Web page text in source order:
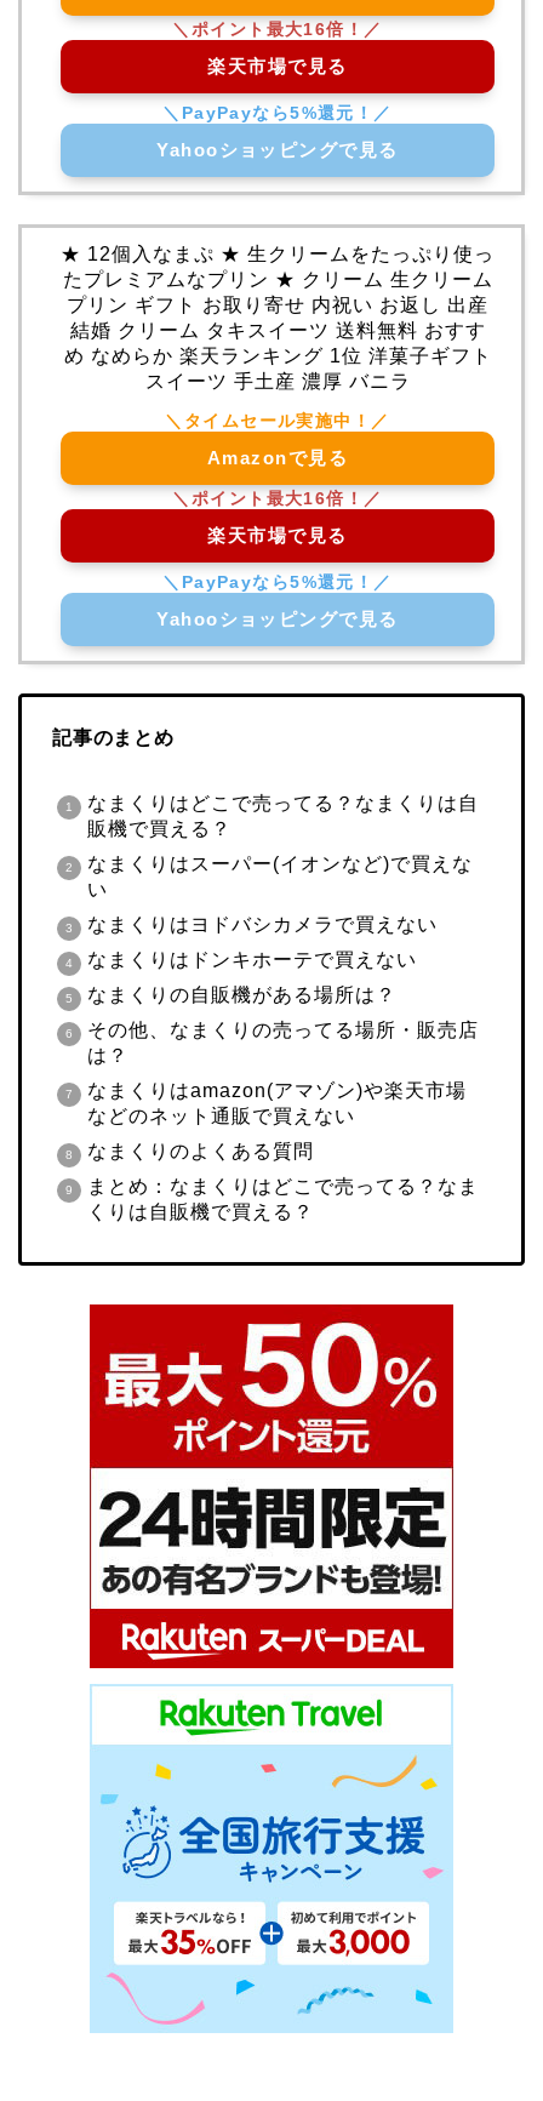
楽天市場で見る
Yahooショッピングで見る
★ 12個入なまぷ ★ 生クリームをたっぷり使っ
たプレミアムなプリン ★ クリーム 生クリーム
プリン ギフト お取り寄せ 内祝い お返し 出産
結婚 クリーム タキスイーツ 送料無料 おすす
め なめらか 楽天ランキング 1位 洋菓子ギフト
スイーツ 手土産 濃厚 バニラ
Amazonで見る
楽天市場で見る
Yahooショッピングで見る
記事のまとめ
なまくりはどこで売ってる？なまくりは自
販機で買える？
なまくりはスーパー(イオンなど)で買えな
い
なまくりはヨドバシカメラで買えない
なまくりはドンキホーテで買えない
なまくりの自販機がある場所は？
その他、なまくりの売ってる場所・販売店
は？
なまくりはamazon(アマゾン)や楽天市場
などのネット通販で買えない
なまくりのよくある質問
まとめ：なまくりはどこで売ってる？なま
くりは自販機で買える？